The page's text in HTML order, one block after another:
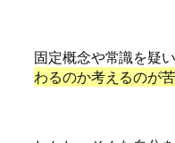
固定概念や常識を疑い
わるのか考えるのが